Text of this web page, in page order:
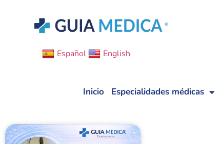
Español English
Inicio Especialidades médicas